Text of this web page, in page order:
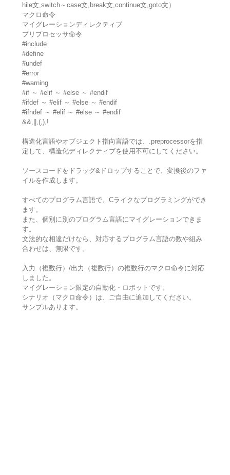
hile文,switch～case文,break文,continue文,goto文）
マクロ命令
マイグレーションディレクティブ
プリプロセッサ命令
#include
#define
#undef
#error
#warning
#if ～ #elif ～ #else ～ #endif
#ifdef ～ #elif ～ #else ～ #endif
#ifndef ～ #elif ～ #else ～ #endif
&&,||,(,),!
構造化言語やオブジェクト指向言語では、.preprocessorを指
定して、構造化ディレクティブを使用不可にしてください。
ソースコードをドラッグ&ドロップすることで、変換後のファ
イルを作成します。
すべてのプログラム言語で、Cライクなプログラミングができ
ます。
また、個別に別のプログラム言語にマイグレーションできま
す。
文法的な相違だけなら、対応するプログラム言語の数や組み
合わせは、無限です。
入力（複数行）/出力（複数行）の複数行のマクロ命令に対応
しました。
マイグレーション限定の自動化・ロボットです。
シナリオ（マクロ命令）は、ご自由に追加してください。
サンプルあります。